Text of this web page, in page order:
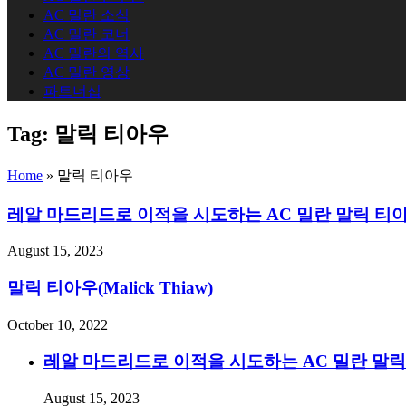
AC 밀란 소식
AC 밀란 코너
AC 밀란의 역사
AC 밀란 영상
파트너십
Tag: 말릭 티아우
Home » 말릭 티아우
레알 마드리드로 이적을 시도하는 AC 밀란 말릭 티
August 15, 2023
말릭 티아우(Malick Thiaw)
October 10, 2022
레알 마드리드로 이적을 시도하는 AC 밀란 말
August 15, 2023